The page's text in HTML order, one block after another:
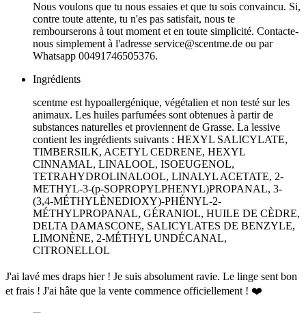
Nous voulons que tu nous essaies et que tu sois convaincu. Si,
contre toute attente, tu n'es pas satisfait, nous te
rembourserons à tout moment et en toute simplicité. Contacte-
nous simplement à l'adresse service@scentme.de ou par
Whatsapp 00491746505376.
Ingrédients
scentme est hypoallergénique, végétalien et non testé sur les
animaux. Les huiles parfumées sont obtenues à partir de
substances naturelles et proviennent de Grasse. La lessive
contient les ingrédients suivants : HEXYL SALICYLATE,
TIMBERSILK, ACETYL CEDRENE, HEXYL
CINNAMAL, LINALOOL, ISOEUGENOL,
TETRAHYDROLINALOOL, LINALYL ACETATE, 2-
METHYL-3-(p-SOPROPYLPHENYL)PROPANAL, 3-
(3,4-MÉTHYLÈNEDIOXY)-PHÉNYL-2-
MÉTHYLPROPANAL, GÉRANIOL, HUILE DE CÈDRE,
DELTA DAMASCONE, SALICYLATES DE BENZYLE,
LIMONÈNE, 2-MÉTHYL UNDÉCANAL,
CITRONELLOL
J'ai lavé mes draps hier ! Je suis absolument ravie. Le linge sent bon
et frais ! J'ai hâte que la vente commence officiellement ! ❤️